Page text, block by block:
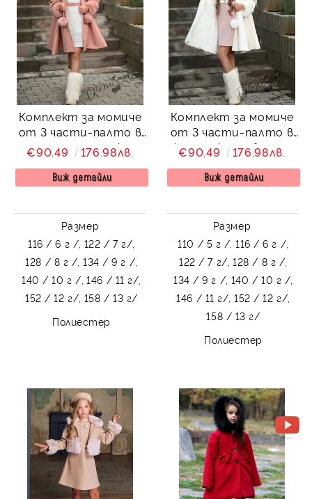
Комплект за момиче
от 3 части-палто в
пепел отрози, рокля и
барета
€90.49 176.98лв.
Виж детайли
Размер
116 / 6 г /, 122 / 7 г/,
128 / 8 г /, 134 / 9 г /,
140 / 10 г /, 146 / 11 г/,
152 / 12 г/, 158 / 13 г/
Полиестер
Комплект за момиче
от 3 части-палто в
екрю, рокля и барета
€90.49 176.98лв.
Виж детайли
Размер
110 / 5 г /, 116 / 6 г /,
122 / 7 г/, 128 / 8 г /,
134 / 9 г /, 140 / 10 г /,
146 / 11 г/, 152 / 12 г/,
158 / 13 г/
Полиестер